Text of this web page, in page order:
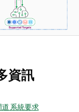
資訊
系統要求